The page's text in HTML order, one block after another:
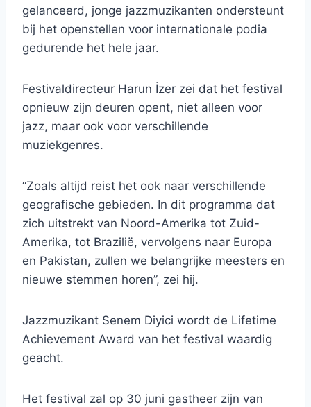
gelanceerd, jonge jazzmuzikanten ondersteunt
bij het openstellen voor internationale podia
gedurende het hele jaar.
Festivaldirecteur Harun İzer zei dat het festival
opnieuw zijn deuren opent, niet alleen voor
jazz, maar ook voor verschillende
muziekgenres.
“Zoals altijd reist het ook naar verschillende
geografische gebieden. In dit programma dat
zich uitstrekt van Noord-Amerika tot Zuid-
Amerika, tot Brazilië, vervolgens naar Europa
en Pakistan, zullen we belangrijke meesters en
nieuwe stemmen horen”, zei hij.
Jazzmuzikant Senem Diyici wordt de Lifetime
Achievement Award van het festival waardig
geacht.
Het festival zal op 30 juni gastheer zijn van